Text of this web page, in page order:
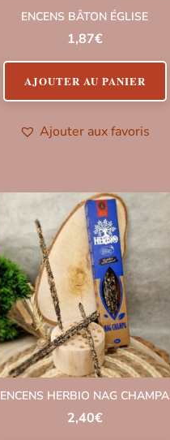
ENCENS BÂTON ÉGLISE
1,87€
AJOUTER AU PANIER
Ajouter aux favoris
ENCENS HERBIO NAG CHAMPA
2,40€